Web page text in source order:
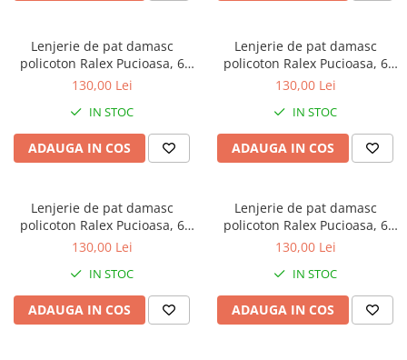
Lenjerie de pat damasc
policoton Ralex Pucioasa, 6
piese, cearceaf cu elastic,
discrete
130,00 Lei
IN STOC
ADAUGA IN COS
Lenjerie de pat damasc
policoton Ralex Pucioasa, 6
piese, cearceaf cu elastic, lila
130,00 Lei
IN STOC
ADAUGA IN COS
Lenjerie de pat damasc
policoton Ralex Pucioasa, 6
piese, cearceaf cu elastic,
discrete
130,00 Lei
IN STOC
ADAUGA IN COS
Lenjerie de pat damasc
policoton Ralex Pucioasa, 6
piese, cearceaf cu elastic, gri
discrete
130,00 Lei
IN STOC
ADAUGA IN COS